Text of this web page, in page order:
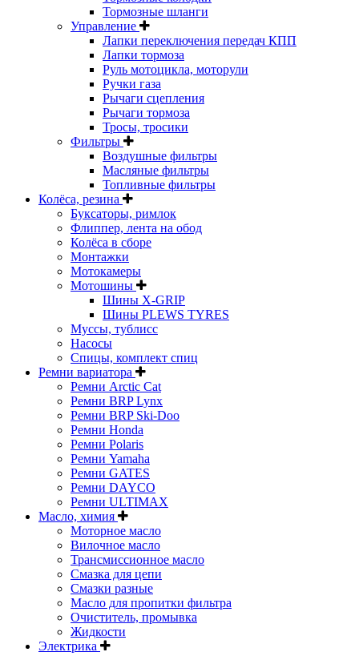
Тормозные шланги
Управление
Лапки переключения передач КПП
Лапки тормоза
Руль мотоцикла, моторули
Ручки газа
Рычаги сцепления
Рычаги тормоза
Тросы, тросики
Фильтры
Воздушные фильтры
Масляные фильтры
Топливные фильтры
Колёса, резина
Буксаторы, римлок
Флиппер, лента на обод
Колёса в сборе
Монтажки
Мотокамеры
Мотошины
Шины X-GRIP
Шины PLEWS TYRES
Муссы, тублисс
Насосы
Спицы, комплект спиц
Ремни вариатора
Ремни Arctic Cat
Ремни BRP Lynx
Ремни BRP Ski-Doo
Ремни Honda
Ремни Polaris
Ремни Yamaha
Ремни GATES
Ремни DAYCO
Ремни ULTIMAX
Масло, химия
Моторное масло
Вилочное масло
Трансмиссионное масло
Смазка для цепи
Смазки разные
Масло для пропитки фильтра
Очиститель, промывка
Жидкости
Электрика